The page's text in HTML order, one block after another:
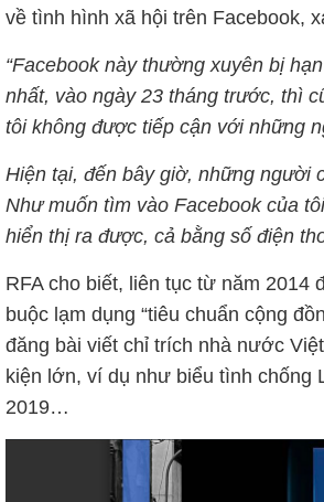
về tình hình xã hội trên Facebook,
“Facebook này thường xuyên bị
nhất, vào ngày 23 tháng trước, thì
tôi không được tiếp cận với những
Hiện tại, đến bây giờ, những người
Như muốn tìm vào Facebook của
hiển thị ra được, cả bằng số điện
RFA cho biết, liên tục từ năm 2014
buộc lạm dụng “tiêu chuẩn cộng
đăng bài viết chỉ trích nhà nước
kiện lớn, ví dụ như biểu tình chống
2019…